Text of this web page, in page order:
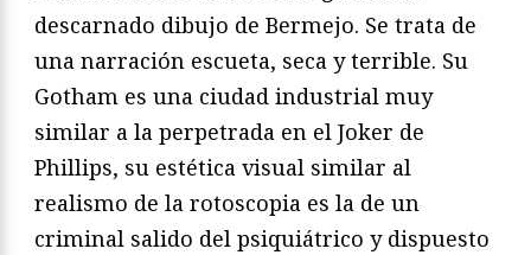
descarnado dibujo de Bermejo. Se trata de
una narración escueta, seca y terrible. Su
Gotham es una ciudad industrial muy
similar a la perpetrada en el Joker de
Phillips, su estética visual similar al
realismo de la rotoscopia es la de un
criminal salido del psiquiátrico y dispuesto